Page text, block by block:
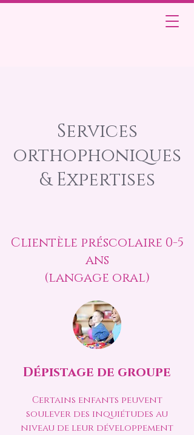
Services
orthophoniques
& Expertises
Clientèle préscolaire 0-5
ans
(langage oral)
Dépistage de groupe
Certains enfants peuvent
soulever des inquiétudes au
niveau de leur développement